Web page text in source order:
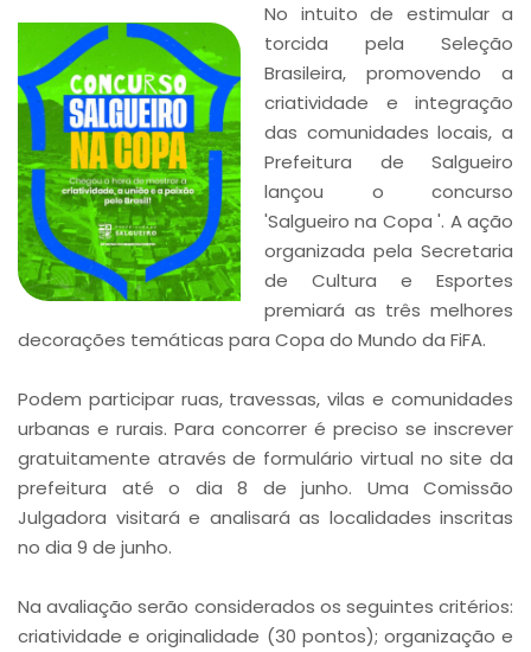
No intuito de estimular a
torcida pela Seleção
Brasileira, promovendo a
criatividade e integração
das comunidades locais, a
Prefeitura de Salgueiro
lançou o concurso
'Salgueiro na Copa '. A ação
organizada pela Secretaria
de Cultura e Esportes
premiará as três melhores
decorações temáticas para Copa do Mundo da FiFA.
Podem participar ruas, travessas, vilas e comunidades
urbanas e rurais. Para concorrer é preciso se inscrever
gratuitamente através de formulário virtual no site da
prefeitura até o dia 8 de junho. Uma Comissão
Julgadora visitará e analisará as localidades inscritas
no dia 9 de junho.
Na avaliação serão considerados os seguintes critérios:
criatividade e originalidade (30 pontos); organização e